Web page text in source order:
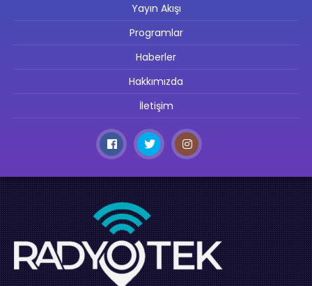
Yayın Akışı
Programlar
Haberler
Hakkımızda
İletişim